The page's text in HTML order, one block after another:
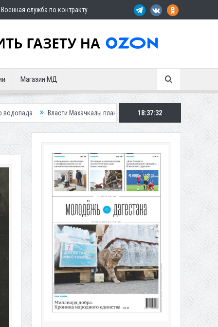
Военная служба по контракту
Магазин МД
Махачкалы планирует внедрить новую систему для улучшения
18:37:34